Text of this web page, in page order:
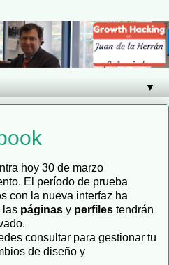
▼
hoy 30 de marzo
El período de prueba
con la nueva interfaz ha
las páginas y perfiles tendrán
consultar para gestionar tu
de diseño y